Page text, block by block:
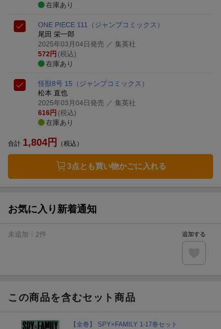
在庫あり
ONE PIECE 111
（ジャンプコミックス）
尾田 栄一郎
2025年03月04日発売 ／ 集英社
572 円 (税込)
在庫あり
怪獣8号 15 （ジャンプコミックス）
松本 直也
2025年03月04日発売 ／ 集英社
616円 (税込)
在庫あり
合計 1,804円 （税込）
3点とも買い物かごに入れる
お気に入り新着通知
未追加： 2件 追加する
この商品を含むセット商品
【全巻】 SPY×FAMILY 1-17巻セット